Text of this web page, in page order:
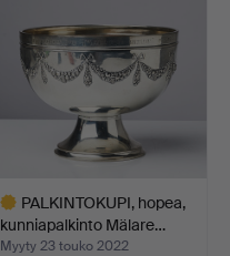
PALKINTOKUPI, hopea,
kunniapalkinto Mälare…
Myyty 23 touko 2022